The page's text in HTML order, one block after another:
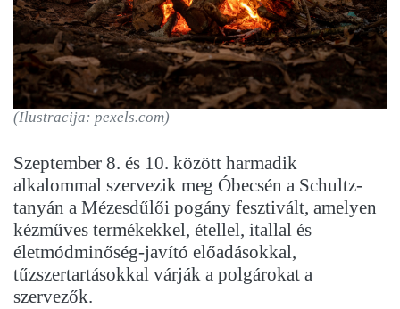
(Ilustracija: pexels.com)
Szeptember 8. és 10. között harmadik
alkalommal szervezik meg Óbecsén a Schultz-
tanyán a Mézesdűlői pogány fesztivált, amelyen
kézműves termékekkel, étellel, itallal és
életmódminőség-javító előadásokkal,
tűzszertartásokkal várják a polgárokat a
szervezők.